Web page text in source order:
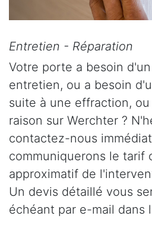
Entretien - Réparation
Votre porte a besoin
entretien, ou a besoin
suite à une effraction,
raison sur Werchter ?
contactez-nous
communiquerons le tarif
approximatif de
Un devis détaillé vous
échéant par e-mail dans